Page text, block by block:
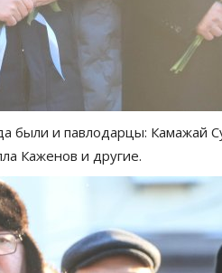
были и павлодарцы: Камажай
Каженов и другие.
Общество